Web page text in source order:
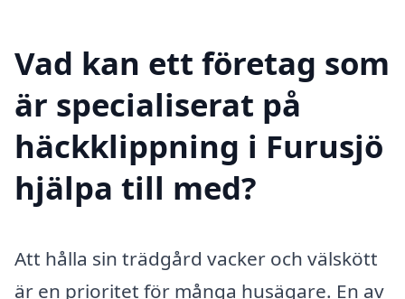
Vad kan ett företag som
är specialiserat på
häckklippning i Furusjö
hjälpa till med?
Att hålla sin trädgård vacker och välskött
är en prioritet för många husägare. En av